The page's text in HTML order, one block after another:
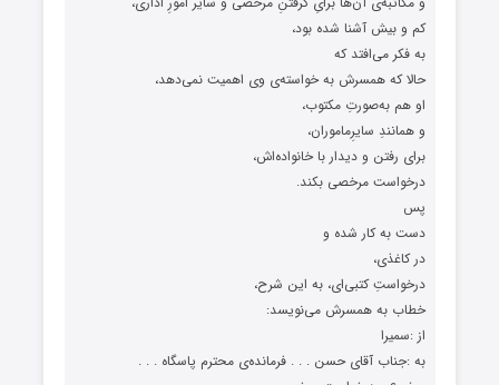
کم و بیش آشنا شده بود،
به فکر می‌افتد که
حالا که همسرش به خواسته‌ی وی اهمیت نمی‌دهد،
او هم به‌صورتِ مکتوب،
و همانندِ سایرِماموران،
برای رفتن و دیدار با خانواده‌اش،
درخواست مرخصی بکند.
پس
دست به کار شده و
در کاغذی،
درخواستِ کتبی‌ای، به این شرح،
خطاب به همسرش می‌نویسد:
از :سمیرا
به :جناب آقای حسن . . . فرمانده‌ی محترم پاسگاه . . .